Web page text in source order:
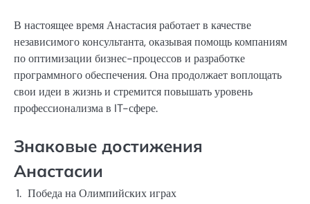
В настоящее время Анастасия работает в качестве
независимого консультанта, оказывая помощь компаниям
по оптимизации бизнес-процессов и разработке
программного обеспечения. Она продолжает воплощать
свои идеи в жизнь и стремится повышать уровень
профессионализма в IT-сфере.
Знаковые достижения
Анастасии
1. Победа на Олимпийских играх